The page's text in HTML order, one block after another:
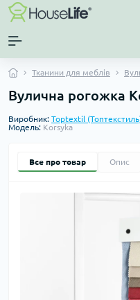
Тканини для меблів
Вулична рогожка
Виробник: Toptextil
Модель: Korsyka
Все про товар Опис